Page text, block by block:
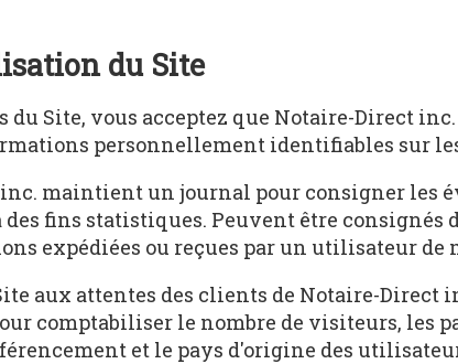
du Site
Site, vous acceptez que Notaire-Direct
personnellement identifiables sur les
maintient un journal pour consigner les
fins statistiques. Peuvent être consignés
expédiées ou reçues par un utilisateur
aux attentes des clients de Notaire-
comptabiliser le nombre de visiteurs, les
et le pays d'origine des